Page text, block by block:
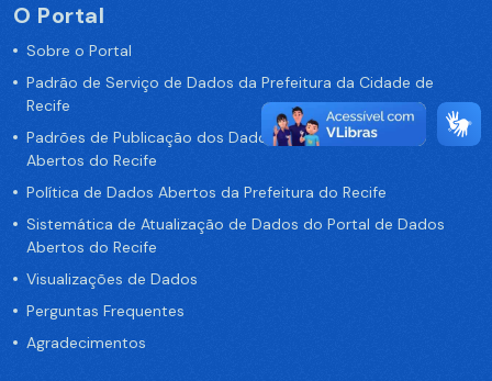
O Portal
Sobre o Portal
Padrão de Serviço de Dados da Prefeitura da Cidade de
Recife
Padrões de Publicação dos Dados no Portal de Dados
Abertos do Recife
Política de Dados Abertos da Prefeitura do Recife
Sistemática de Atualização de Dados do Portal de Dados
Abertos do Recife
Visualizações de Dados
Perguntas Frequentes
Agradecimentos